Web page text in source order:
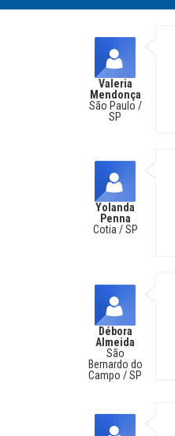
Valeria
Mendonça
São Paulo /
SP
Yolanda
Penna
Cotia / SP
Débora
Almeida
São
Bernardo do
Campo / SP